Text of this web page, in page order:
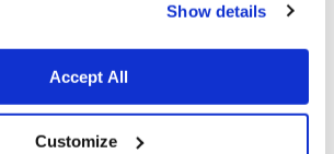
Show details
Accept All
Customize